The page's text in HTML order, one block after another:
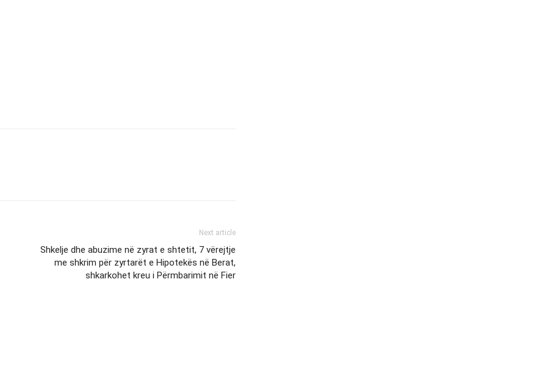
Next article
Shkelje dhe abuzime në zyrat e shtetit, 7 vërejtje
me shkrim për zyrtarët e Hipotekës në Berat,
shkarkohet kreu i Përmbarimit në Fier